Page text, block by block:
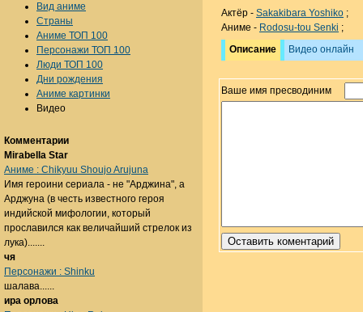
Актёр - Sakakibara Yoshiko ;
Аниме - Rodosu-tou Senki ;
Описание
Видео онлайн
Ваше имя пресводиним
Вид аниме
Страны
Аниме ТОП 100
Персонажи ТОП 100
Люди ТОП 100
Дни рождения
Аниме картинки
Видео
Комментарии
Mirabella Star
Аниме : Chikyuu Shoujo Arujuna
Имя героини сериала - не "Арджина", а
Арджуна (в честь известного героя
индийской мифологии, который
прославился как величайший стрелок из
лука).......
чя
Персонажи : Shinku
шалава......
ира орлова